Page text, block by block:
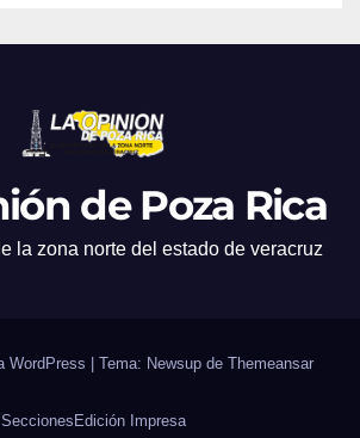
de Poza Rica
la zona norte del estado de veracruz
WordPress Tema: Newsup de Themeansar
Secciones Edición Impresa